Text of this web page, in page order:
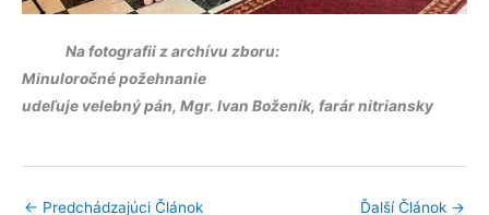
Na fotografii z archívu zboru:
Minuloročné požehnanie
udeľuje velebný pán, Mgr. Ivan Boženík, farár nitriansky
← Predchádzajúci Článok Ďalší Článok →